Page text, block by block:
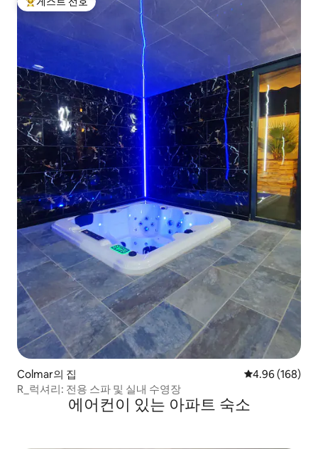
상위 게스트 선호
Colmar의 집 평점 4.96점(5
4.96 (168)
R_럭셔리: 전용 스파 및 실내 수영장
에어컨이 있는 아파트 숙소